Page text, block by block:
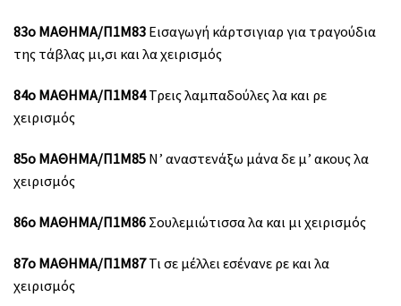
83ο ΜΑΘΗΜΑ/Π1Μ83 Εισαγωγή κάρτσιγιαρ για τραγούδια
της τάβλας μι,σι και λα χειρισμός
84ο ΜΑΘΗΜΑ/Π1Μ84Τρεις λαμπαδούλες λα και ρε
χειρισμός
85ο ΜΑΘΗΜΑ/Π1Μ85 Ν’ αναστενάξω μάνα δε μ’ ακους λα
χειρισμός
86ο ΜΑΘΗΜΑ/Π1Μ86 Σουλεμιώτισσα λα και μι χειρισμός
87ο ΜΑΘΗΜΑ/Π1Μ87Τι σε μέλλει εσένανε ρε και λα
χειρισμός